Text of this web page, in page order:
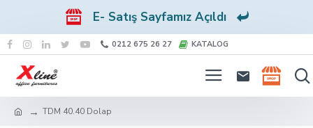
E- Satış Sayfamız Açıldı
0212 675 26 27 KATALOG
TDM 40.40 Dolap